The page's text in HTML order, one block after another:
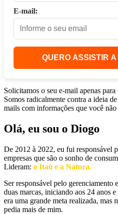
E-mail:
QUERO ASSISTIR
Solicitamos o seu e-mail apenas
Somos radicalmente contra a ideia
mails com informações que você
Olá, eu sou o Diogo
De 2012 à 2022, eu fui responsável
empresas que são o sonho de
Lideram: o Itaú e a Natura.
Ser responsável pelo gerenciamento
duas marcas, iniciando aos 24 anos
era uma grande meta realizada, mas
pedia mais de mim.